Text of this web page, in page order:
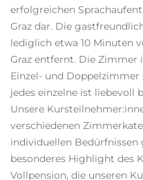
erfolgreichen
Graz dar. Die
lediglich etwa 10 Minuten
Graz entfernt. Die Zimmer
Einzel- und
jedes einzelne ist liebevoll
Unsere
verschiedenen
individuellen Bedürfnissen
besonderes Highlight des
Vollpension, die unseren